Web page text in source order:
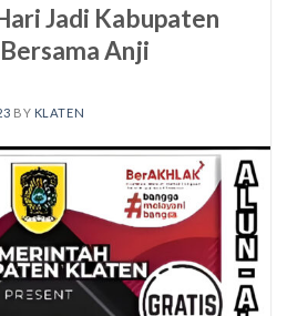
Jadi Kabupaten
Anji
BY KLATEN